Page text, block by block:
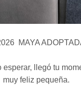
MAYA
esperar, llegó tu
muy feliz pequeña.